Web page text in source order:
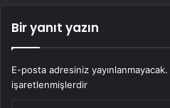
Bir yanıt yazın
E-posta adresiniz yayınlanmayacak.
işaretlenmişlerdir